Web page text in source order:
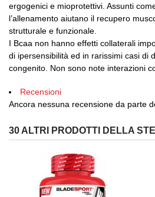
ergogenici e mioprotettivi. Assunti
l’allenamento aiutano il recupero
strutturale e funzionale.
I Bcaa non hanno effetti collaterali
di ipersensibilità ed in rarissimi casi di
congenito. Non sono note interazioni
Recensioni
Ancora nessuna recensione da parte
30 ALTRI PRODOTTI DELLA